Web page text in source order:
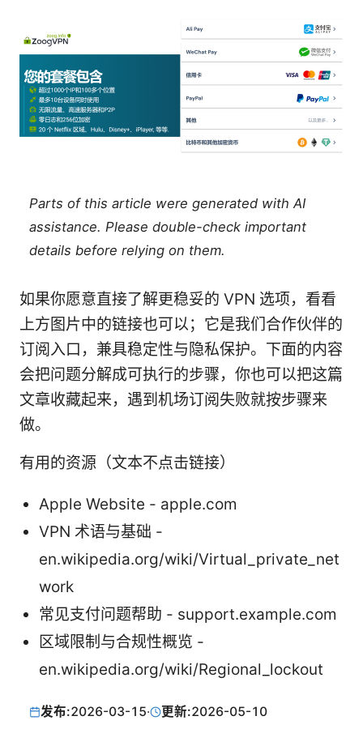
Parts of this article were generated with AI
assistance. Please double-check important
details before relying on them.
如果你愿意直接了解更稳妥的 VPN 选项，看看
上方图片中的链接也可以；它是我们合作伙伴的
订阅入口，兼具稳定性与隐私保护。下面的内容
会把问题分解成可执行的步骤，你也可以把这篇
文章收藏起来，遇到机场订阅失败就按步骤来
做。
有用的资源（文本不点击链接）
Apple Website - apple.com
VPN 术语与基础 -
en.wikipedia.org/wiki/Virtual_private_net
work
常见支付问题帮助 - support.example.com
区域限制与合规性概览 -
en.wikipedia.org/wiki/Regional_lockout
发布:2026-03-15· 更新:2026-05-10